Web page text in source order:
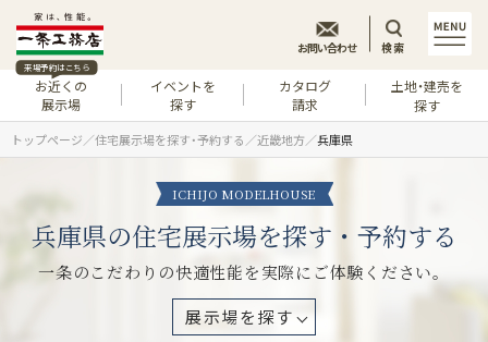
来場予約はこちら
お近くの
展示場
イベントを
探す
カタログ
請求
土地・建売を
探す
お問い合わせ 検索
トップページ 住宅展示場を探す・予約する 近畿地方 兵庫県
ICHIJO MODELHOUSE
兵庫県の住宅展示場を探す・予約する
一条のこだわりの快適性能を実際にご体験ください。
展示場を探す